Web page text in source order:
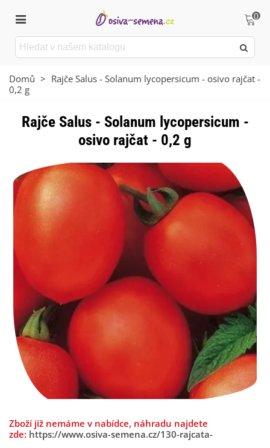
0
Domů > Rajče Salus - Solanum lycopersicum - osivo rajčat -
0,2 g
Rajče Salus - Solanum lycopersicum -
osivo rajčat - 0,2 g
Zboží již nemáme v nabídce, náhradu najdete
zde: https://www.osiva-semena.cz/130-rajcata-